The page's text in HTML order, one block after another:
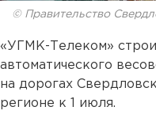
© Правительство
«УГМК-Телеком»
автоматического
на дорогах
регионе к 1 июля.